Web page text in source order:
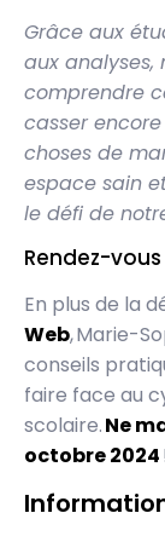
Grâce aux
aux analyses,
comprendre
casser
choses de
espace sain
le défi de
Rendez-
En plus de la
Web, Marie-
conseils
faire face au
scolaire.Ne
octobre 2024!